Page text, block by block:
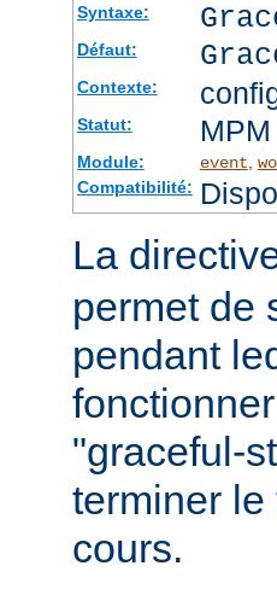
Syntaxe:
Défaut:
Contexte:
Statut: MPM
Module: event,
Compatibilité:
La
permet de
pendant
"graceful-
terminer
cours.